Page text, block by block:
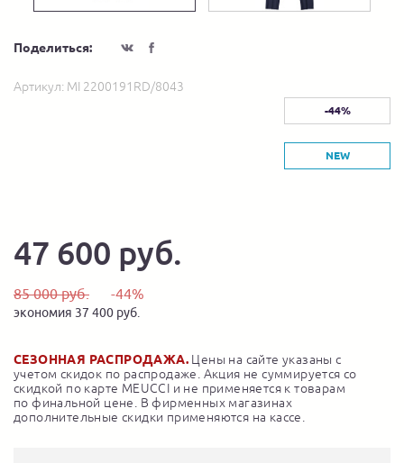
Поделиться:
Артикул: MI 2200191RD/8043
-44%
NEW
47 600 руб.
85 000 руб. -44%
экономия 37 400 руб.
СЕЗОННАЯ РАСПРОДАЖА. Цены на сайте указаны с
учетом скидок по распродаже. Акция не суммируется со
скидкой по карте MEUCCI и не применяется к товарам
по финальной цене. В фирменных магазинах
дополнительные скидки применяются на кассе.